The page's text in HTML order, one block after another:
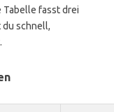
fasst drei
du schnell,